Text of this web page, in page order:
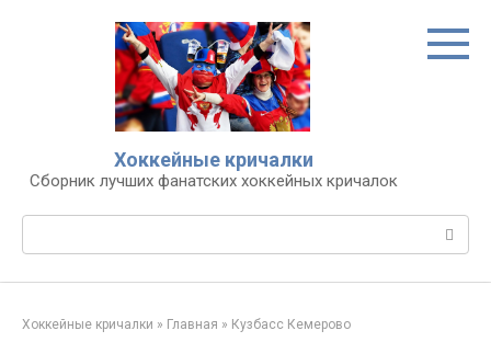
Хоккейные кричалки
Сборник лучших фанатских хоккейных кричалок
Хоккейные кричалки » Главная » Кузбасс Кемерово